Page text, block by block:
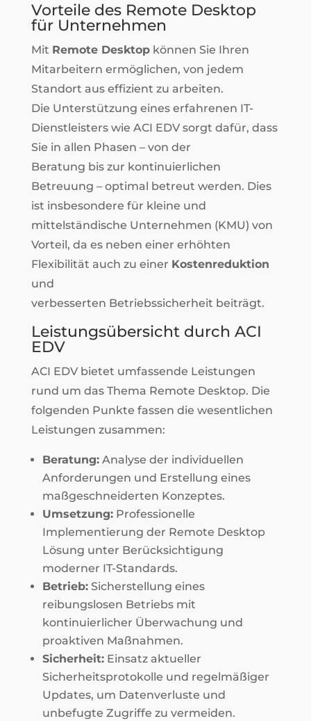
Vorteile des Remote Desktop
für Unternehmen
Mit Remote Desktopkönnen Sie Ihren
Mitarbeitern ermöglichen, von jedem
Standort aus effizient zu arbeiten.
Die Unterstützung eines erfahrenen IT-
Dienstleisters wie ACI EDV sorgt dafür, dass
Sie in allen Phasen – von der
Beratung bis zur kontinuierlichen
Betreuung – optimal betreut werden. Dies
ist insbesondere für kleine und
mittelständische Unternehmen (KMU) von
Vorteil, da es neben einer erhöhten
Flexibilität auch zu einer Kostenreduktion
und
verbesserten Betriebssicherheit beiträgt.
Leistungsübersicht durch ACI
EDV
ACI EDV bietet umfassende Leistungen
rund um das Thema Remote Desktop. Die
folgenden Punkte fassen die wesentlichen
Leistungen zusammen:
Beratung:Analyse der individuellen
Anforderungen und Erstellung eines
maßgeschneiderten Konzeptes.
Umsetzung:Professionelle
Implementierung der Remote Desktop
Lösung unter Berücksichtigung
moderner IT-Standards.
Betrieb:Sicherstellung eines
reibungslosen Betriebs mit
kontinuierlicher Überwachung und
proaktiven Maßnahmen.
Sicherheit:Einsatz aktueller
Sicherheitsprotokolle und regelmäßiger
Updates, um Datenverluste und
unbefugte Zugriffe zu vermeiden.